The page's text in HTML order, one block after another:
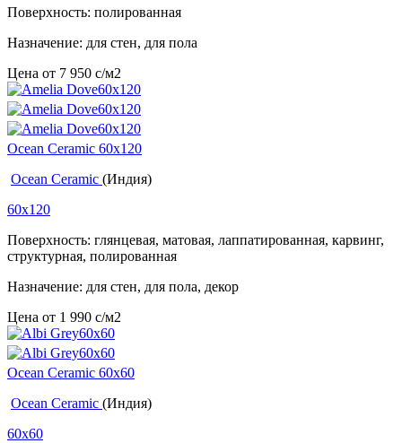
Поверхность: полированная
Назначение: для стен, для пола
Цена от 7 950 c/м2
Ocean Ceramic 60x120
Ocean Ceramic (Индия)
60x120
Поверхность: глянцевая, матовая, лаппатированная, карвинг,
структурная, полированная
Назначение: для стен, для пола, декор
Цена от 1 990 c/м2
Ocean Ceramic 60x60
Ocean Ceramic (Индия)
60x60